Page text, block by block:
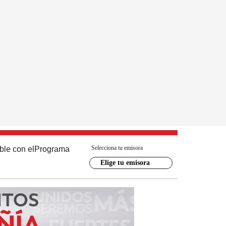
con el Programa Selecciona tu emisora
Elige tu emisora